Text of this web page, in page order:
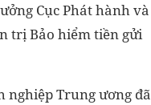
Cục Phát hành và
trị Bảo hiểm tiền gửi
nghiệp Trung ương đã